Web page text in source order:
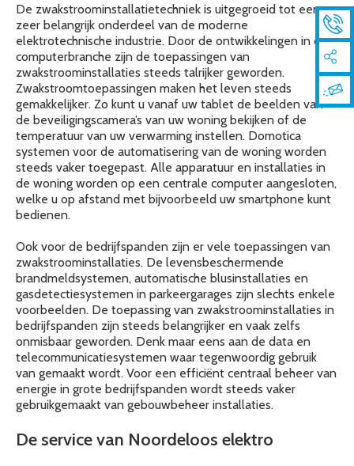
De zwakstroominstallatietechniek is uitgegroeid tot een
zeer belangrijk onderdeel van de moderne
elektrotechnische industrie. Door de ontwikkelingen in de
computerbranche zijn de toepassingen van
zwakstroominstallaties steeds talrijker geworden.
Zwakstroomtoepassingen maken het leven steeds
gemakkelijker. Zo kunt u vanaf uw tablet de beelden van
de beveiligingscamera’s van uw woning bekijken of de
temperatuur van uw verwarming instellen. Domotica
systemen voor de automatisering van de woning worden
steeds vaker toegepast. Alle apparatuur en installaties in
de woning worden op een centrale computer aangesloten,
welke u op afstand met bijvoorbeeld uw smartphone kunt
bedienen.
Ook voor de bedrijfspanden zijn er vele toepassingen van
zwakstroominstallaties. De levensbeschermende
brandmeldsystemen, automatische blusinstallaties en
gasdetectiesystemen in parkeergarages zijn slechts enkele
voorbeelden. De toepassing van zwakstroominstallaties in
bedrijfspanden zijn steeds belangrijker en vaak zelfs
onmisbaar geworden. Denk maar eens aan de data en
telecommunicatiesystemen waar tegenwoordig gebruik
van gemaakt wordt. Voor een efficiënt centraal beheer van
energie in grote bedrijfspanden wordt steeds vaker
gebruikgemaakt van gebouwbeheer installaties.
De service van Noordeloos elektro